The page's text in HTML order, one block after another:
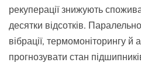
рекуперації знижують
десятки відсотків.
вібрації, термомоніторингу
прогнозувати стан